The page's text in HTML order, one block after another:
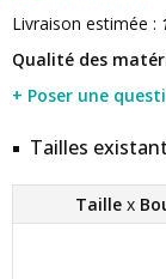
Livraison estimée :
Qualité des
+ Poser une
Tailles
Taille x